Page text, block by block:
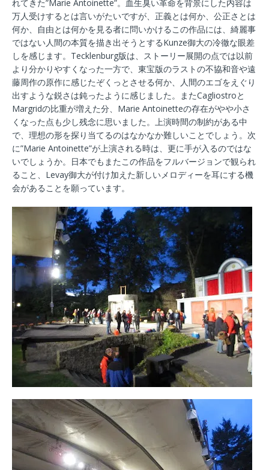
れてきた”Marie Antoinette”。血生臭い革命を背景にした内容は
万人受けするとは言いがたいですが、正義とは何か、公正さとは
何か、自由とは何かを見る者に問いかけるこの作品には、綺麗事
ではない人間の本質を描き出そうとするKunze御大の冷徹な眼差
しを感じます。Tecklenburg版は、ストーリー展開の点では以前
より分かりやすくなった一方で、東宝版のラストの不協和音や遠
藤周作の原作に感じたぞくっとさせる何か、人間のエゴをえぐり
出すような鋭さは鈍ったように感じました。またCagliostroと
Margridの比重が増えた分、Marie Antoinetteの存在がやや小さ
くなった点も少し残念に思いました。上演時間の制約がある中
で、理想の形を探り当てるのはなかなか難しいことでしょう。次
に”Marie Antoinette”が上演される時は、更に手が入るのではな
いでしょうか。日本でもまたこの作品をフルバージョンで観られ
ること、Levay御大が付け加えた新しいメロディーを耳にする機
会があることを願っています。